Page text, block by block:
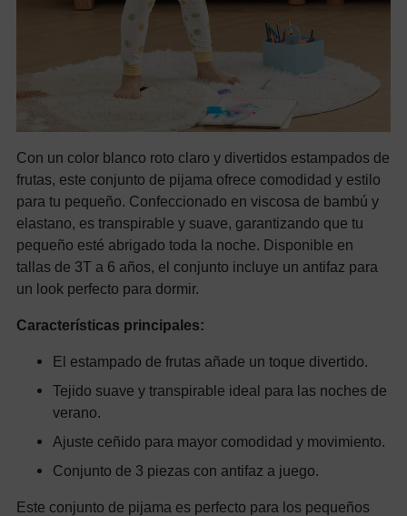
Con un color blanco roto claro y divertidos estampados de
frutas, este conjunto de pijama ofrece comodidad y estilo
para tu pequeño. Confeccionado en viscosa de bambú y
elastano, es transpirable y suave, garantizando que tu
pequeño esté abrigado toda la noche. Disponible en
tallas de 3T a 6 años, el conjunto incluye un antifaz para
un look perfecto para dormir.
Características principales:
El estampado de frutas añade un toque divertido.
Tejido suave y transpirable ideal para las noches de
verano.
Ajuste ceñido para mayor comodidad y movimiento.
Conjunto de 3 piezas con antifaz a juego.
Este conjunto de pijama es perfecto para los pequeños